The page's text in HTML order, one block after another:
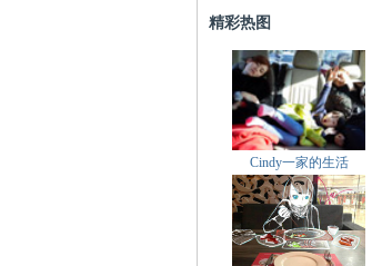
精彩热图
Cindy一家的生活